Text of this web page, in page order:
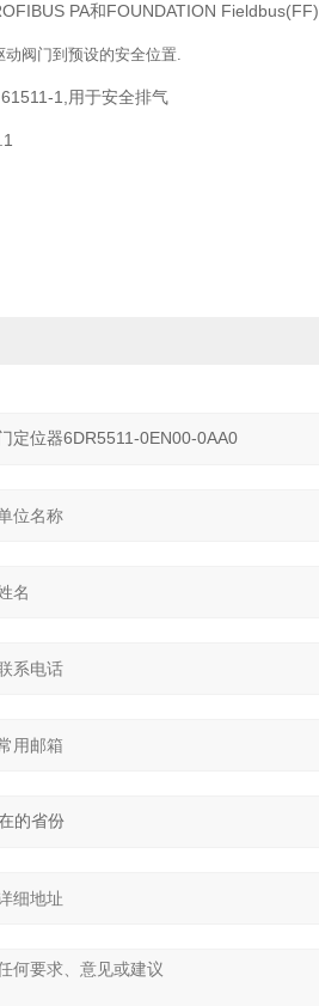
PA和FOUNDATION
阀门到预设的安全位置.
1,用于安全排气